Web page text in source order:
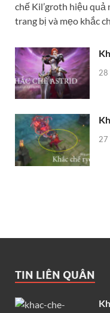
chế Kil’groth hiệu
trang bị và mẹo khắc
28
27
TIN LIÊN QUÂN